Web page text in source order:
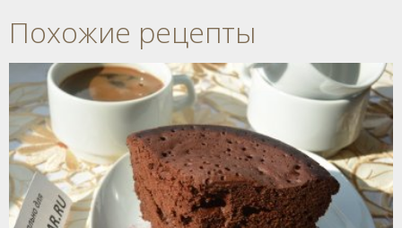
Похожие рецепты